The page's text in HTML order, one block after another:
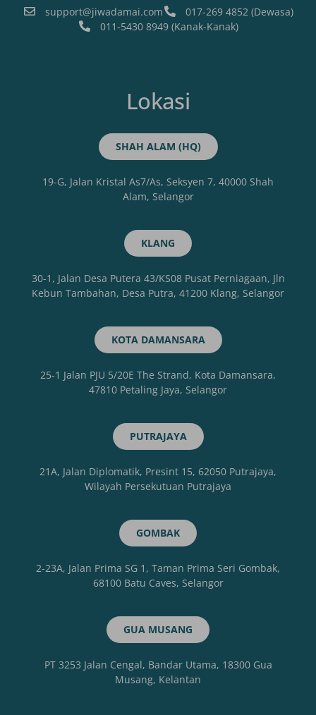
support@jiwadamai.com
017-269 4852 (Dewasa)
011-5430 8949 (Kanak-Kanak)
Lokasi
SHAH ALAM (HQ)
19-G, Jalan Kristal As7/As, Seksyen 7, 40000 Shah
Alam, Selangor
KLANG
30-1, Jalan Desa Putera 43/KS08 Pusat Perniagaan, Jln
Kebun Tambahan, Desa Putra, 41200 Klang, Selangor
KOTA DAMANSARA
25-1 Jalan PJU 5/20E The Strand, Kota Damansara,
47810 Petaling Jaya, Selangor
PUTRAJAYA
21A, Jalan Diplomatik, Presint 15, 62050 Putrajaya,
Wilayah Persekutuan Putrajaya
GOMBAK
2-23A, Jalan Prima SG 1, Taman Prima Seri Gombak,
68100 Batu Caves, Selangor
GUA MUSANG
PT 3253 Jalan Cengal, Bandar Utama, 18300 Gua
Musang, Kelantan